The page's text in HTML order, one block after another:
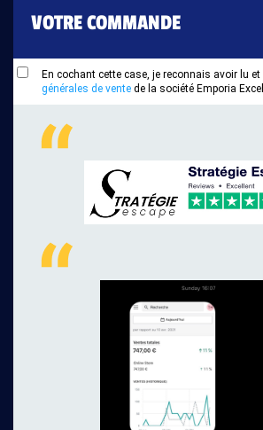
VOTRE COMMANDE
En cochant cette case, je reconnais avoir lu et
générales de vente de la société Emporia